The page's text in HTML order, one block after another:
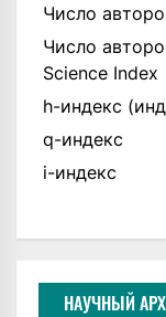
Число
Число
Science Index
h-индекс
q-индекс
i-индекс
НАУЧНЫЙ